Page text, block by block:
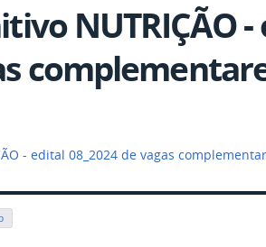
NUTRIÇÃO
- edital 08_2024 de vagas